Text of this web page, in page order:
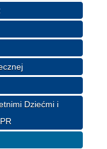
Dziećmi i